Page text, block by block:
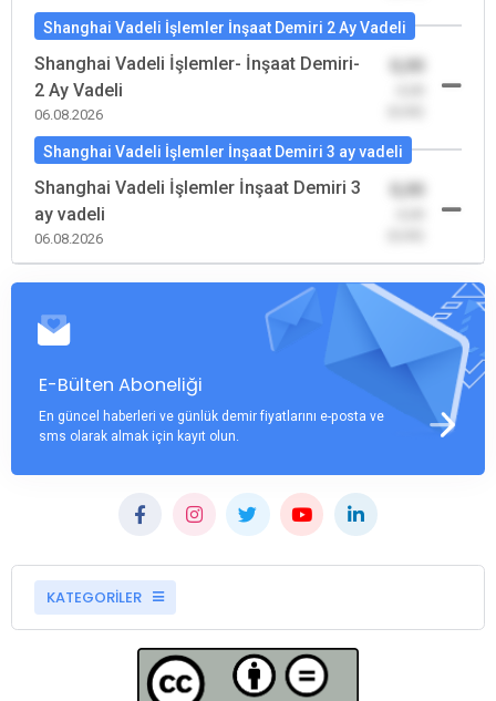
Shanghai Vadeli İşlemler İnşaat Demiri 2 Ay Vadeli
Shanghai Vadeli İşlemler- İnşaat Demiri-
2 Ay Vadeli
06.08.2026
Shanghai Vadeli İşlemler İnşaat Demiri 3 ay vadeli
Shanghai Vadeli İşlemler İnşaat Demiri 3
ay vadeli
06.08.2026
E-Bülten Aboneliği
En güncel haberleri ve günlük demir fiyatlarını e-posta ve
sms olarak almak için kayıt olun.
KATEGORİLER